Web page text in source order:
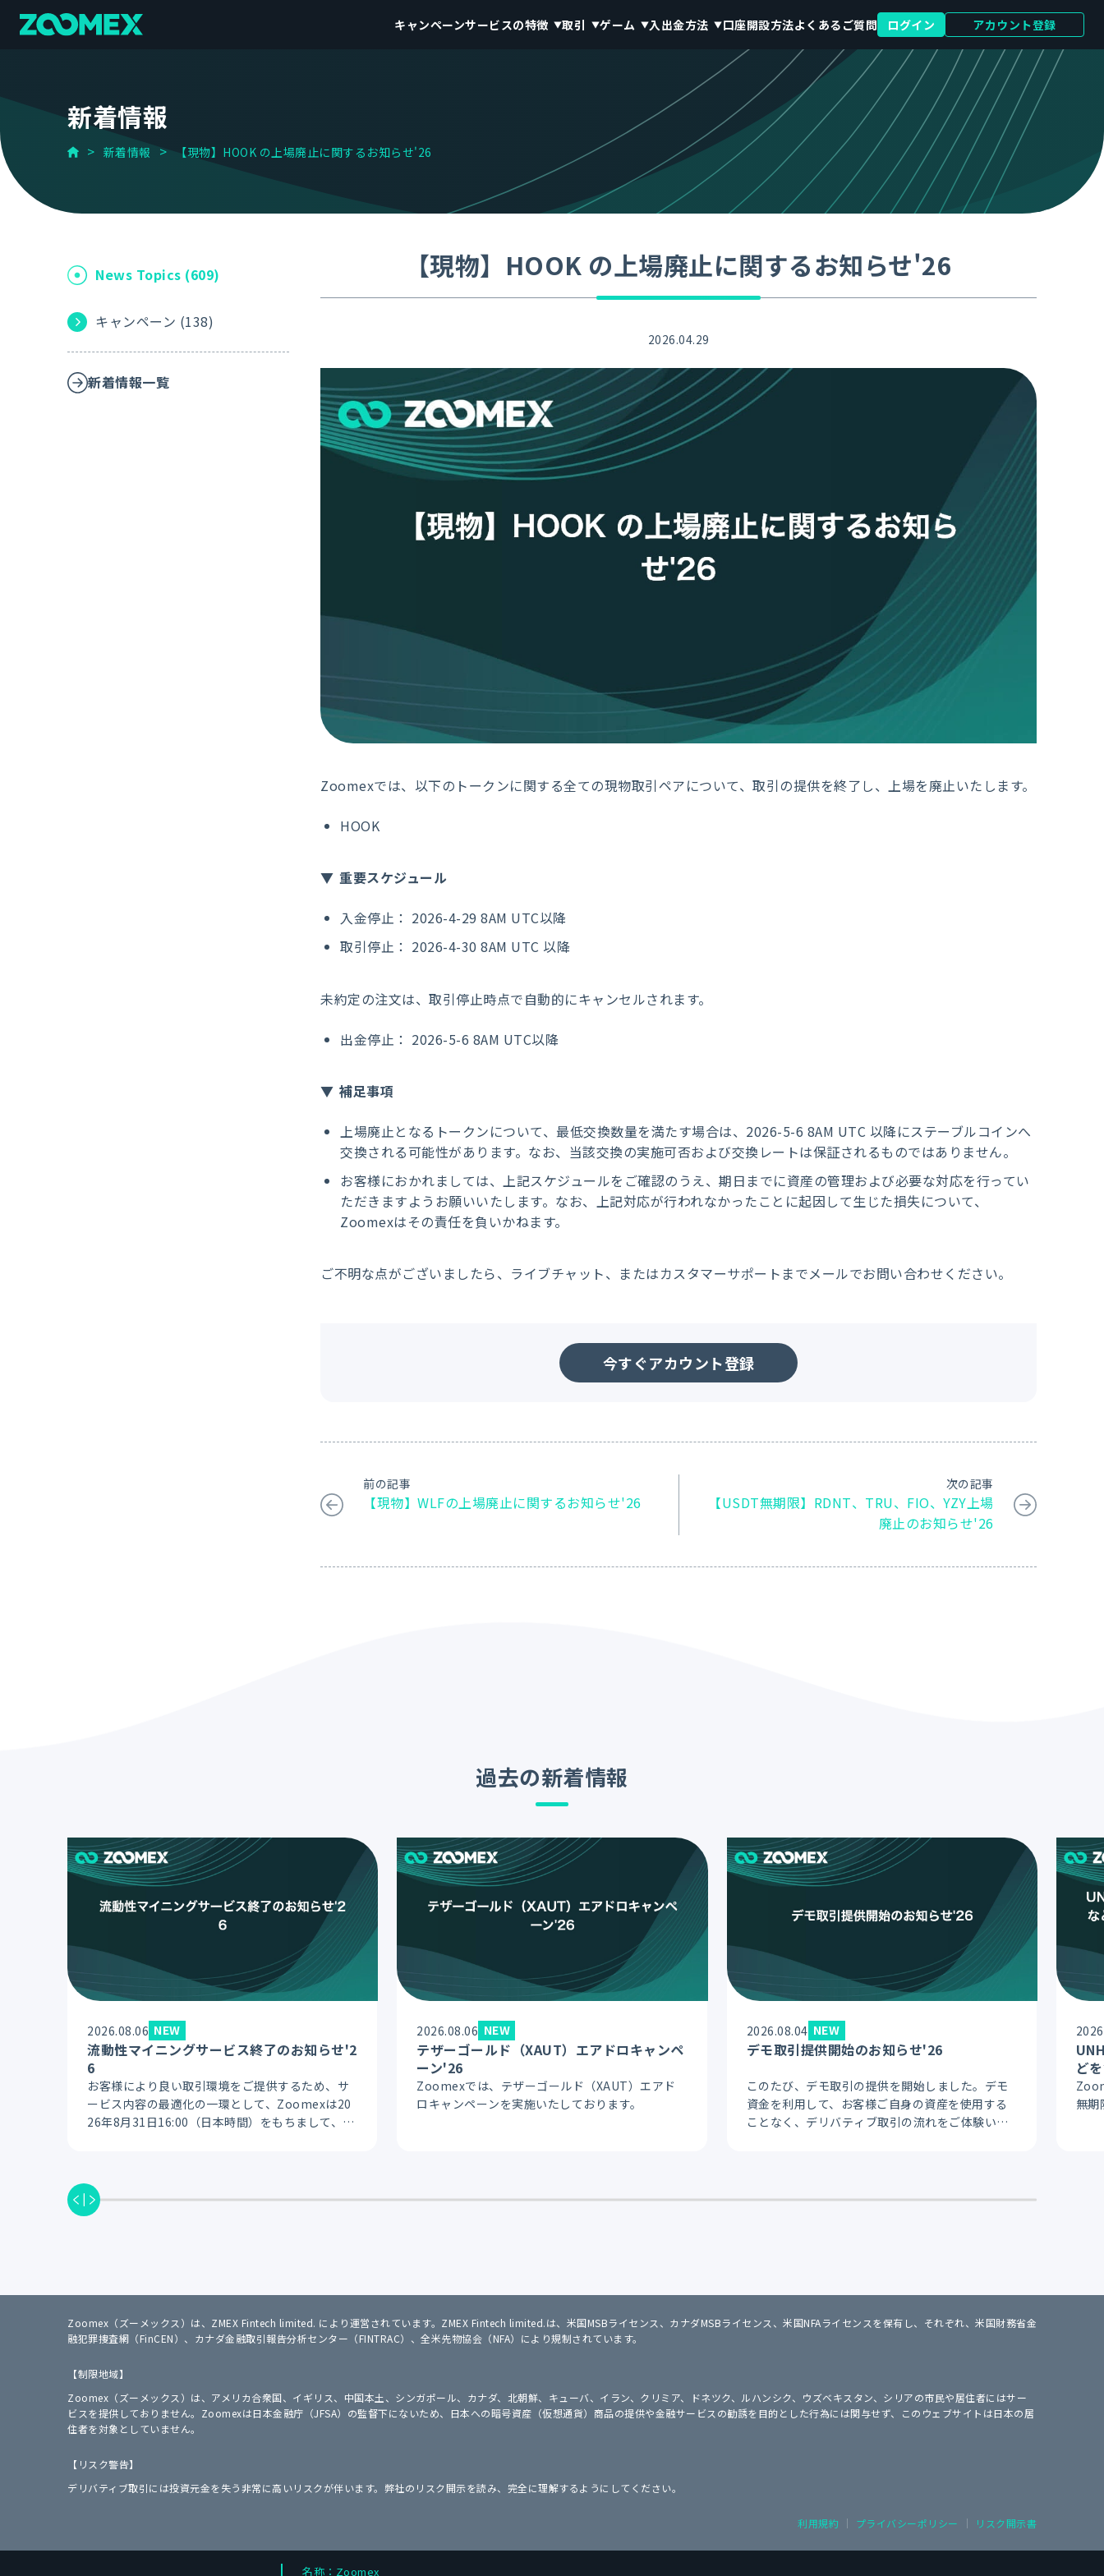
キャンペーンサービスの特徴 取引 ゲーム 入出金方法 口座開設方法よくあるご質問 ログイン アカウント登録
新着情報
新着情報 【現物】HOOK の上場廃止に関するお知らせ'26
News Topics (609)
キャンペーン (138)
新着情報一覧
【現物】HOOK の上場廃止に関するお知らせ'26
2026.04.29
Zoomexでは、以下のトークンに関する全ての現物取引ペアについて、取引の提供を終了し、上場を廃止いたします。
HOOK
重要スケジュール
入金停止： 2026-4-29 8AM UTC以降
取引停止： 2026-4-30 8AM UTC 以降
未約定の注文は、取引停止時点で自動的にキャンセルされます。
出金停止： 2026-5-6 8AM UTC以降
補足事項
上場廃止となるトークンについて、最低交換数量を満たす場合は、2026-5-6 8AM UTC 以降にステーブルコインへ
交換される可能性があります。なお、当該交換の実施可否および交換レートは保証されるものではありません。
お客様におかれましては、上記スケジュールをご確認のうえ、期日までに資産の管理および必要な対応を行ってい
ただきますようお願いいたします。なお、上記対応が行われなかったことに起因して生じた損失について、
Zoomexはその責任を負いかねます。
ご不明な点がございましたら、ライブチャット、またはカスタマーサポートまでメールでお問い合わせください。
今すぐアカウント登録
前の記事
【現物】WLFの上場廃止に関するお知らせ'26
次の記事
【USDT無期限】RDNT、TRU、FIO、YZY上場
廃止のお知らせ'26
過去の新着情報
2026.08.06 NEW
流動性マイニングサービス終了のお知らせ'2
6
お客様により良い取引環境をご提供するため、サ
ービス内容の最適化の一環として、Zoomexは20
26年8月31日16:00（日本時間）をもちまして、流
2026.08.06 NEW
テザーゴールド（XAUT）エアドロキャンペ
ーン'26
Zoomexでは、テザーゴールド（XAUT）エアド
ロキャンペーンを実施いたしております。
2026.08.04 NEW
デモ取引提供開始のお知らせ'26
このたび、デモ取引の提供を開始しました。デモ
資金を利用して、お客様ご自身の資産を使用する
ことなく、デリバティブ取引の流れをご体験いた
ど
新
無期
Zoomex（ズーメックス）は、ZMEX Fintech limited. により運営されています。ZMEX Fintech limited.は、米国MSBライセンス、カナダMSBライセンス、米国NFAライセンスを保有し、それぞれ、米国財務省金
融犯罪捜査網（FinCEN）、カナダ金融取引報告分析センター（FINTRAC）、全米先物協会（NFA）により規制されています。
【制限地域】
Zoomex（ズーメックス）は、アメリカ合衆国、イギリス、中国本土、シンガポール、カナダ、北朝鮮、キューバ、イラン、クリミア、ドネツク、ルハンシク、ウズベキスタン、シリアの市民や居住者にはサー
ビスを提供しておりません。Zoomexは日本金融庁（JFSA）の監督下にないため、日本への暗号資産（仮想通貨）商品の提供や金融サービスの勧誘を目的とした行為には関与せず、このウェブサイトは日本の居
住者を対象としていません。
【リスク警告】
デリバティブ取引には投資元金を失う非常に高いリスクが伴います。弊社のリスク開示を読み、完全に理解するようにしてください。
利用規約 プライバシーポリシー リスク開示書
名称：Zoomex